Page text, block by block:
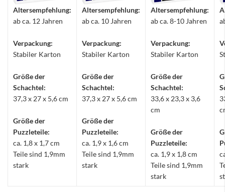
Altersempfehlung:
ab ca. 12 Jahren
Verpackung:
Stabiler Karton
Größe der
Schachtel:
37,3 x 27 x 5,6 cm
Größe der
Puzzleteile:
ca. 1,8 x 1,7 cm
Teile sind 1,9mm
stark
Altersempfehlung:
ab ca. 10 Jahren
Verpackung:
Stabiler Karton
Größe der
Schachtel:
37,3 x 27 x 5,6 cm
Größe der
Puzzleteile:
ca. 1,9 x 1,6 cm
Teile sind 1,9mm
stark
Altersempfehlung:
ab ca. 8-10 Jahren
Verpackung:
Stabiler Karton
Größe der
Schachtel:
33,6 x 23,3 x 3,6
cm
Größe der
Puzzleteile:
ca. 1,9 x 1,8 cm
Teile sind 1,9mm
stark